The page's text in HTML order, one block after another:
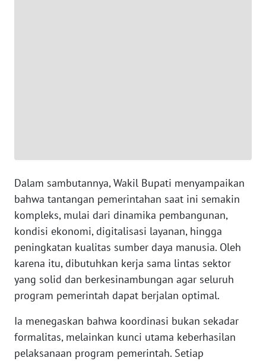
Dalam sambutannya, Wakil Bupati menyampaikan
bahwa tantangan pemerintahan saat ini semakin
kompleks, mulai dari dinamika pembangunan,
kondisi ekonomi, digitalisasi layanan, hingga
peningkatan kualitas sumber daya manusia. Oleh
karena itu, dibutuhkan kerja sama lintas sektor
yang solid dan berkesinambungan agar seluruh
program pemerintah dapat berjalan optimal.
Ia menegaskan bahwa koordinasi bukan sekadar
formalitas, melainkan kunci utama keberhasilan
pelaksanaan program pemerintah. Setiap
PAPUA
WN
PAPUA
BARAT
RIAU
WN
SERAMBI